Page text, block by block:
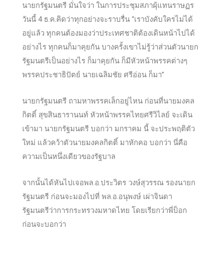
นายกรัฐมนตรี มั่นใจว่า ในการประชุมสภาผุ้แทนราษฏร
วันนี้ 4 ธ.ค.คิดว่าทุกอย่างจะราบรื่น “เราบังคับใครไม่ได้
อยู่แล้ว ทุกคนต้องมองว่าประเทศชาติต้องเดินหน้าไปได้
อย่างไร ทุกคนก็มาคุยกัน บางครั้งเขาไม่รู้ว่าส่วนตัวนายก
รัฐมนตรีเป็นอย่างไร ก็มาคุยกัน ก็มีหัวหน้าพรรคต่างๆ
พรรคประชาธิปัตย์ นายเฉลิมชัย ศรีอ่อน ก็มา”
นายกรัฐมนตรี ถามหาพรรคเล็กอยู่ไหน ก่อนที่นายมงคล
กิตติ์ สุขสินธารานนท์ หัวหน้าพรรคไทยศรีวิไลย์ จะเดิน
เข้ามา นายกรัฐมนตรี บอกว่า มกราคม นี้ จะประพฤติตัว
ใหม่ แล้วคว้าตัวนายมงคลกิตติ์ มาหักคอ บอกว่า นี่คือ
ความเป็นหนึ่งเดียวของรัฐบาล
จากนั้นได้หันไปเจอพล.อ.ประวิตร วงษ์สุวรรณ รองนายก
รัฐมนตรี ก่อนจะมองไปที่ พล.อ.อนุพงษ์ เผ่าจินดา
รัฐมนตรีว่าการกระทรวงมหาดไทย โดยเรียกว่าพี่ป็อก
ก่อนจะบอกว่า